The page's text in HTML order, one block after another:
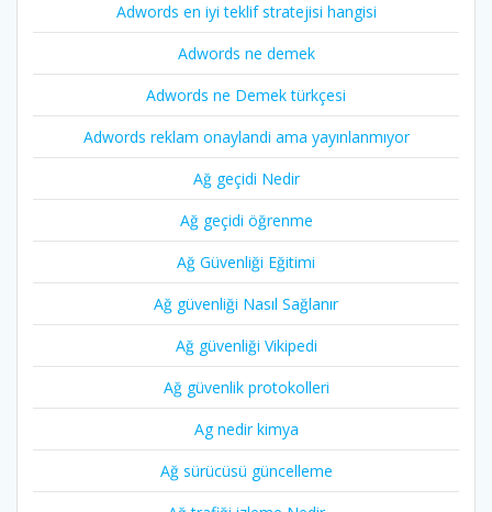
Adwords en iyi teklif stratejisi hangisi
Adwords ne demek
Adwords ne Demek türkçesi
Adwords reklam onaylandi ama yayınlanmıyor
Ağ geçidi Nedir
Ağ geçidi öğrenme
Ağ Güvenliği Eğitimi
Ağ güvenliği Nasıl Sağlanır
Ağ güvenliği Vikipedi
Ağ güvenlik protokolleri
Ag nedir kimya
Ağ sürücüsü güncelleme